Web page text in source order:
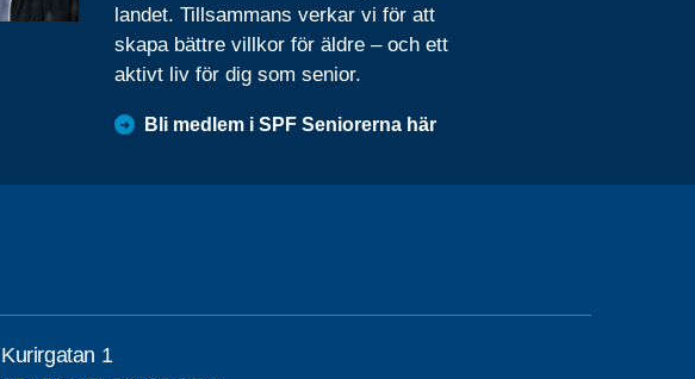
landet. Tillsammans verkar vi för att
skapa bättre villkor för äldre – och ett
aktivt liv för dig som senior.
Bli medlem i SPF Seniorerna här
Kurirgatan 1